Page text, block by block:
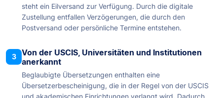
steht ein Eilversand zur Verfügung. Durch die digitale
Zustellung entfallen Verzögerungen, die durch den
Postversand oder persönliche Termine entstehen.
3
Von der USCIS, Universitäten und Institutionen
anerkannt
Beglaubigte Übersetzungen enthalten eine
Übersetzerbescheinigung, die in der Regel von der USCIS
und akademischen Einrichtungen verlangt wird. Dadurch